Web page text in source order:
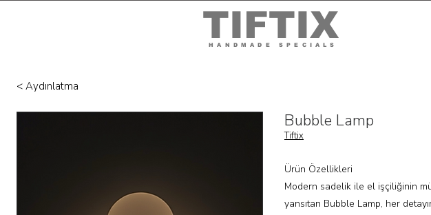
TIFTIX
HANDMADE SPECIALS
< Aydınlatma
Bubble Lamp
Tiftix
Ürün Özellikleri
Modern sadelik ile el işçiliğinin
yansıtan Bubble Lamp, her